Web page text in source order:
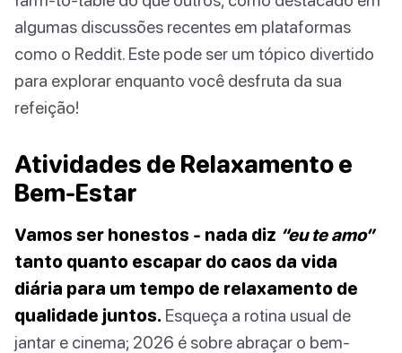
algumas discussões recentes em plataformas
como o Reddit. Este pode ser um tópico divertido
para explorar enquanto você desfruta da sua
refeição!
Atividades de Relaxamento e
Bem-Estar
Vamos ser honestos - nada diz “eu te amo”
tanto quanto escapar do caos da vida
diária para um tempo de relaxamento de
qualidade juntos. Esqueça a rotina usual de
jantar e cinema; 2026 é sobre abraçar o bem-